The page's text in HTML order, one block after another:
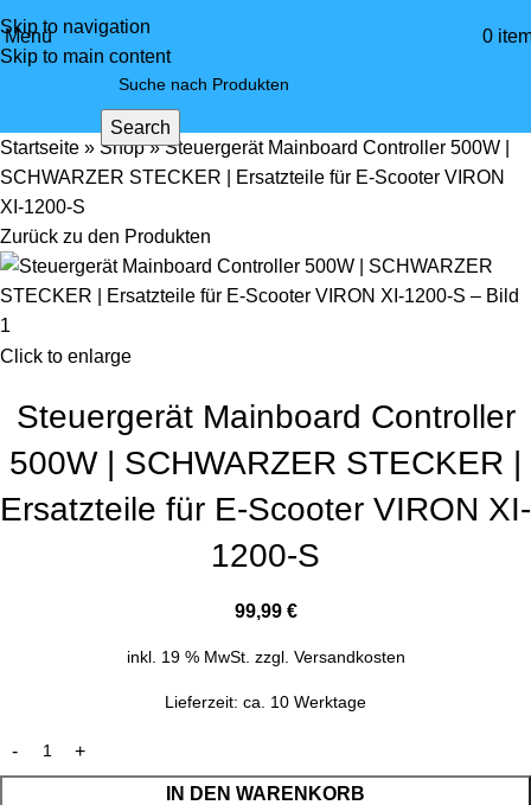
Skip to navigation
Skip to main content
Menü 0
Search
Startseite » Shop»Steuergerät Mainboard Controller 500W |
SCHWARZER STECKER | Ersatzteile für E-Scooter VIRON
XI-1200-S
Zurück zu den Produkten
Click to enlarge
Steuergerät Mainboard Controller
500W | SCHWARZER STECKER |
Ersatzteile für E-Scooter VIRON XI-
1200-S
99,99 €
inkl. 19 % MwSt. zzgl. Versandkosten
Lieferzeit: ca. 10 Werktage
IN DEN WARENKORB